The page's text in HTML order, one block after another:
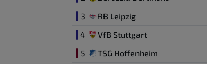
3
RB Leipzig
4
VfB Stuttgart
5
TSG Hoffenheim